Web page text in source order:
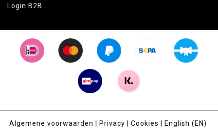
Login B2B
Algemene voorwaarden Privacy Cookies
English (EN)